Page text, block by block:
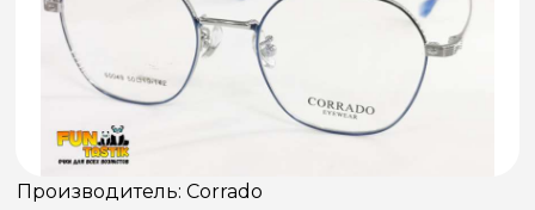
Производитель: Corrado